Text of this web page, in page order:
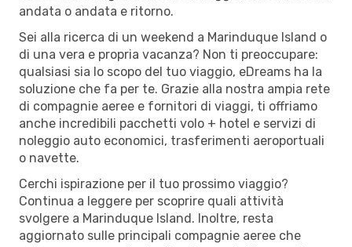
andata o andata e ritorno.
Sei alla ricerca di un weekend a Marinduque Island o
di una vera e propria vacanza? Non ti preoccupare:
qualsiasi sia lo scopo del tuo viaggio, eDreams ha la
soluzione che fa per te. Grazie alla nostra ampia rete
di compagnie aeree e fornitori di viaggi, ti offriamo
anche incredibili pacchetti volo + hotel e servizi di
noleggio auto economici, trasferimenti aeroportuali
o navette.
Cerchi ispirazione per il tuo prossimo viaggio?
Continua a leggere per scoprire quali attività
svolgere a Marinduque Island. Inoltre, resta
aggiornato sulle principali compagnie aeree che